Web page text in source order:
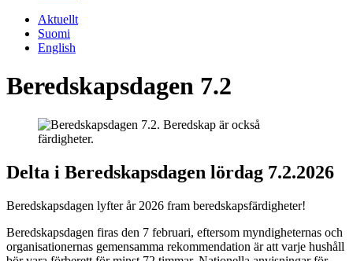
Aktuellt
Suomi
English
Beredskapsdagen 7.2
Delta i Beredskapsdagen lördag 7.2.2026
Beredskapsdagen lyfter år 2026 fram beredskapsfärdigheter!
Beredskapsdagen firas den 7 februari, eftersom myndigheternas och
organisationernas gemensamma rekommendation är att varje hushåll